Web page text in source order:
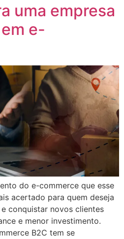
uma empresa
e-
do e-commerce que esse
acertado para quem deseja
conquistar novos clientes
e menor investimento.
B2C tem se